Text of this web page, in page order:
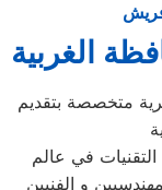
الغربية
متخصصة بتقديم
في عالم
و الفنيين